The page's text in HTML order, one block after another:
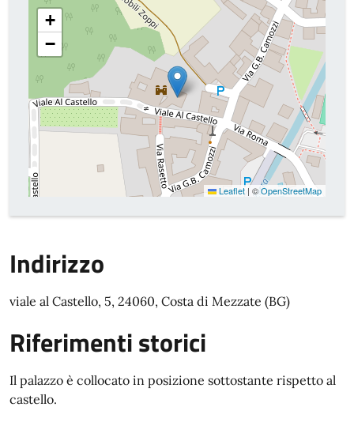
+
−
Leaflet | ©OpenStreetMap
Indirizzo
viale al Castello, 5, 24060, Costa di Mezzate (BG)
Riferimenti storici
Il palazzo è collocato in posizione sottostante rispetto al
castello.